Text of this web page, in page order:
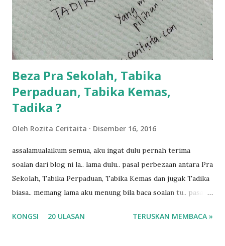
dukung adik hadi sambil pimpin kakak husna... yang abg
ngah dengan abg long terserah pada shah la pulak.. tapi
kalau ikut anak-anak semua nak ummi pimpin... ajer rebeh
ba...
Beza Pra Sekolah, Tabika
Perpaduan, Tabika Kemas,
Tadika ?
Oleh Rozita Ceritaita Disember 16, 2016
assalamualaikum semua, aku ingat dulu pernah terima
soalan dari blog ni la.. lama dulu.. pasal perbezaan antara Pra
Sekolah, Tabika Perpaduan, Tabika Kemas dan jugak Tadika
biasa.. memang lama aku menung bila baca soalan tu.. pasal
ko.. masa tu aku baru je ada anak sorang dan aku hentam je
KONGSI 20 ULASAN TERUSKAN MEMBACA »